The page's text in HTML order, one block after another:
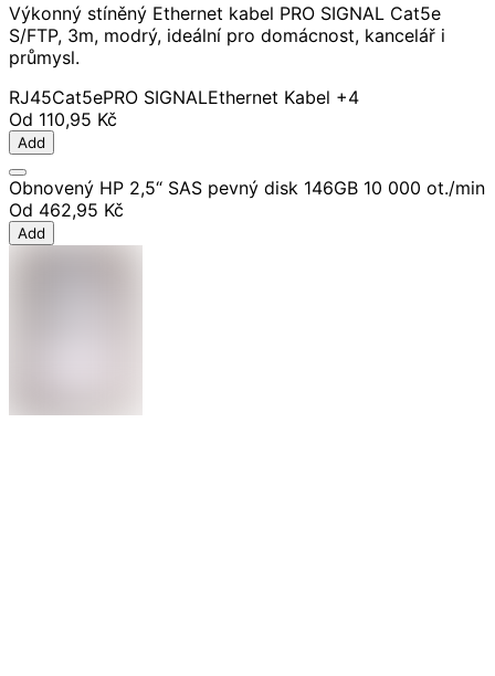
Výkonný stíněný Ethernet kabel PRO SIGNAL Cat5e
S/FTP, 3m, modrý, ideální pro domácnost, kancelář i
průmysl.
RJ45Cat5ePRO SIGNALEthernet Kabel +4
Od 110,95 Kč
Add
Obnovený HP 2,5“ SAS pevný disk 146GB 10 000 ot./min
Od 462,95 Kč
Add